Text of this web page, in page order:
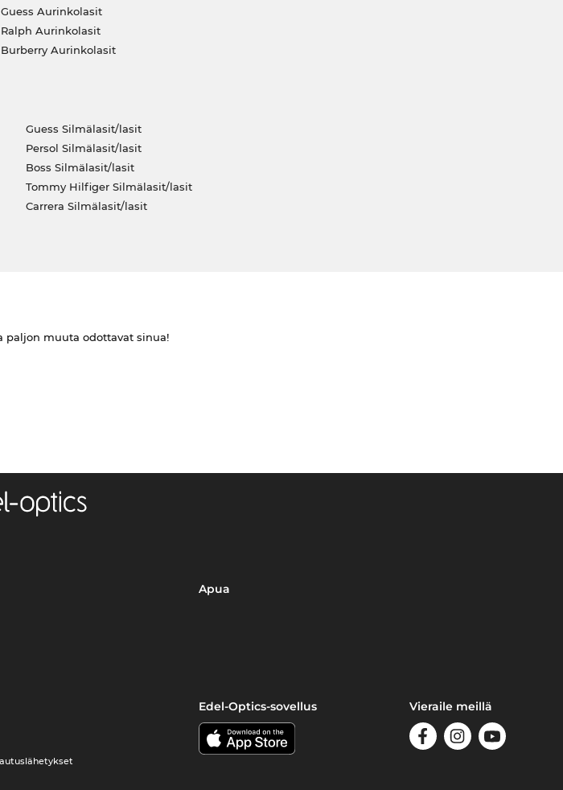
Guess Aurinkolasit
Ralph Aurinkolasit
Burberry Aurinkolasit
Guess Silmälasit/lasit
Persol Silmälasit/lasit
Boss Silmälasit/lasit
Tommy Hilfiger Silmälasit/lasit
Carrera Silmälasit/lasit
paljon muuta odottavat sinua!
Apua
Edel-Optics-sovellus Vieraile meillä